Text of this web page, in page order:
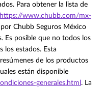
Para obtener la lista de
https://www.chubb.com/mx-
Chubb Seguros México
Es posible que no todos los
los estados. Esta
de los productos
están disponible
generales.html . La